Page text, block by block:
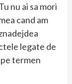
nu ai sa mori
cand am
legate de
termen